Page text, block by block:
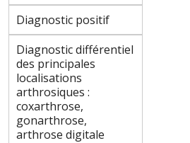
Diagnostic positif
Diagnostic différentiel
des principales
localisations
arthrosiques :
coxarthrose,
gonarthrose,
arthrose digitale